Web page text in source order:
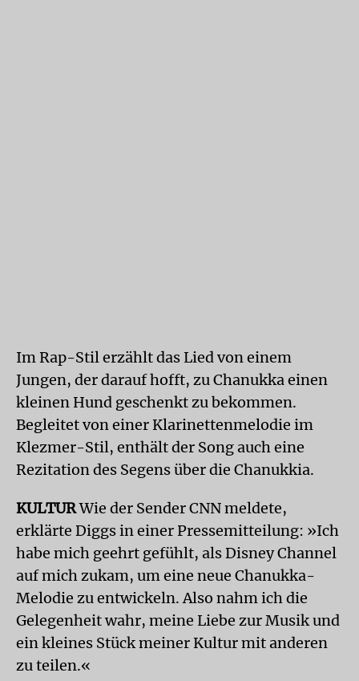
Im Rap-Stil erzählt das Lied von einem
Jungen, der darauf hofft, zu Chanukka einen
kleinen Hund geschenkt zu bekommen.
Begleitet von einer Klarinettenmelodie im
Klezmer-Stil, enthält der Song auch eine
Rezitation des Segens über die Chanukkia.
KULTURWie der Sender CNN meldete,
erklärte Diggs in einer Pressemitteilung: »Ich
habe mich geehrt gefühlt, als Disney Channel
auf mich zukam, um eine neue Chanukka-
Melodie zu entwickeln. Also nahm ich die
Gelegenheit wahr, meine Liebe zur Musik und
ein kleines Stück meiner Kultur mit anderen
zu teilen.«